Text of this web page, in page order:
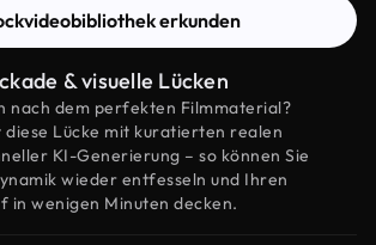
erkunden
& visuelle Lücken
nach dem perfekten Filmmaterial?
Lücke mit kuratierten realen
KI-Generierung – so können Sie
wieder entfesseln und Ihren
in wenigen Minuten decken.